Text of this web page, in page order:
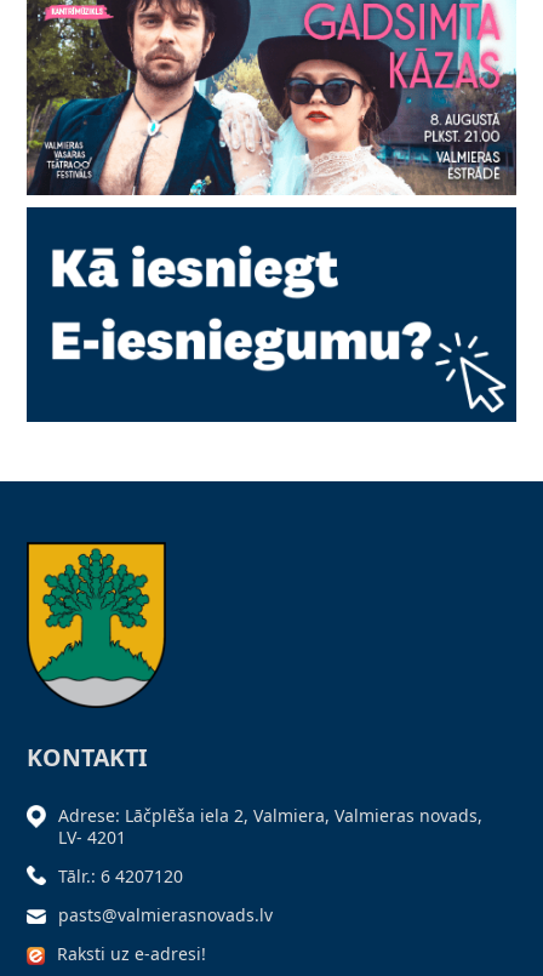
KONTAKTI
Adrese: Lāčplēša iela 2, Valmiera, Valmieras novads,
LV- 4201
Tālr.: 6 4207120
pasts@valmierasnovads.lv
Raksti uz e-adresi!